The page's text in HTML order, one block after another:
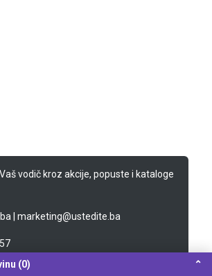
vodič kroz akcije, popuste i kataloge
| marketing@ustedite.ba
i Hercegovina
(0) ⌃